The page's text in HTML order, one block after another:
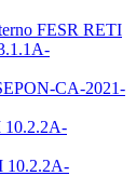
FESR RETI
CA-2021-
10.2.2A-